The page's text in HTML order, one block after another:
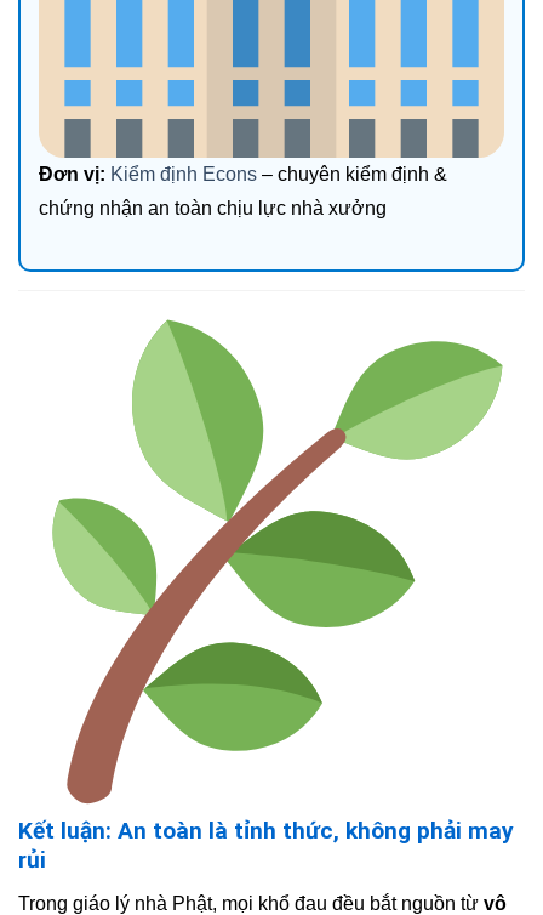
Đơn vị: Kiểm định Econs – chuyên kiểm định &
chứng nhận an toàn chịu lực nhà xưởng
Kết luận: An toàn là tỉnh thức, không phải may
rủi
Trong giáo lý nhà Phật, mọi khổ đau đều bắt nguồn từ vô